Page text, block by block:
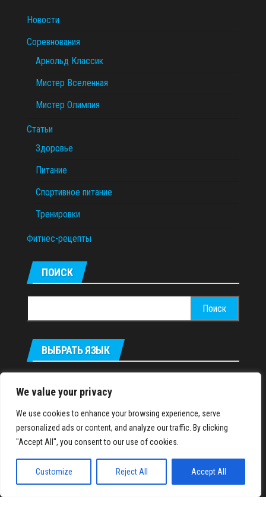
We value your privacy
We use cookies to enhance your browsing experience, serve
personalized ads or content, and analyze our traffic. By clicking
"Accept All", you consent to our use of cookies.
Customize Reject All Accept All
Новости
Соревнования
Арнольд Классик
Мистер Вселенная
Мистер Олимпия
Статьи
Здоровье
Питание
Спортивное питание
Тренировки
Фитнес-рецепты
ПОИСК
ВЫБРАТЬ ЯЗЫК
IronMuscles.org© 2018-2023